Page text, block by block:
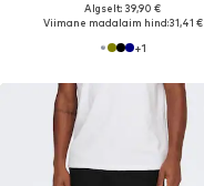
Algselt: 39,90 €
Viimane madalaim hind:31,41 €
+1